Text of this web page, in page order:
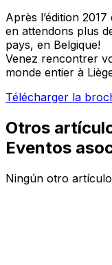
Après l’édition
en attendons plus
pays, en Belgique!
Venez rencontrer
monde entier à
Télécharger la
Otros
Eventos
Ningún otro